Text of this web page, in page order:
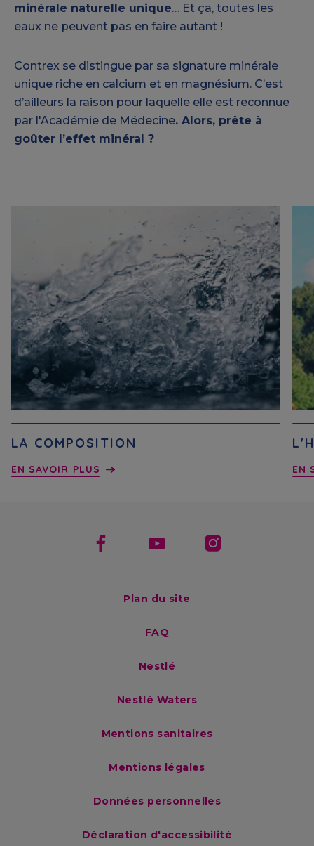
minérale naturelle unique… Et ça, toutes les
eaux ne peuvent pas en faire autant !
Contrex se distingue par sa signature minérale
unique riche en calcium et en magnésium. C’est
d’ailleurs la raison pour laquelle elle est reconnue
par l'Académie de Médecine. Alors, prête à
goûter l’effet minéral ?
LA COMPOSITION
EN SAVOIR PLUS EN
Footer menuPlan du site
FAQ
Nestlé
Nestlé Waters
Mentions sanitaires
Mentions légales
Données personnelles
Déclaration d'accessibilité